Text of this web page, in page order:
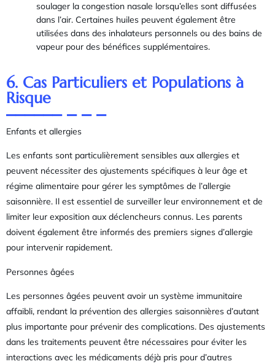
soulager la congestion nasale lorsqu’elles sont diffusées
dans l’air. Certaines huiles peuvent également être
utilisées dans des inhalateurs personnels ou des bains de
vapeur pour des bénéfices supplémentaires.
6. Cas Particuliers et Populations à
Risque
Enfants et allergies
Les enfants sont particulièrement sensibles aux allergies et
peuvent nécessiter des ajustements spécifiques à leur âge et
régime alimentaire pour gérer les symptômes de l’allergie
saisonnière. Il est essentiel de surveiller leur environnement et de
limiter leur exposition aux déclencheurs connus. Les parents
doivent également être informés des premiers signes d’allergie
pour intervenir rapidement.
Personnes âgées
Les personnes âgées peuvent avoir un système immunitaire
affaibli, rendant la prévention des allergies saisonnières d’autant
plus importante pour prévenir des complications. Des ajustements
dans les traitements peuvent être nécessaires pour éviter les
interactions avec les médicaments déjà pris pour d’autres